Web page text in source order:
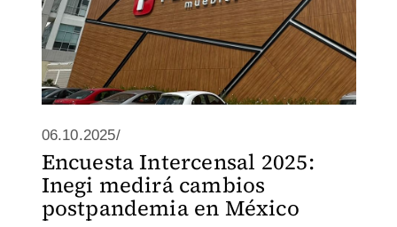
06.10.2025/
Encuesta Intercensal 2025:
Inegi medirá cambios
postpandemia en México